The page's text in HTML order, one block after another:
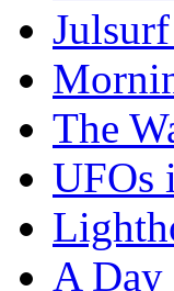
The
UFOs
A Day